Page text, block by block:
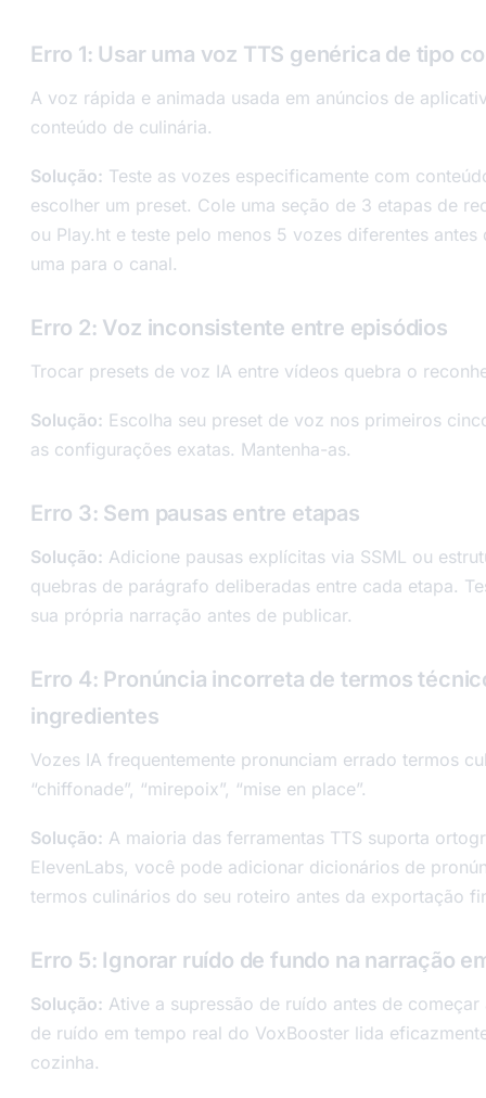
Erro 1: Usar uma voz TTS genérica de tipo
A voz rápida e animada usada em anúncios de
conteúdo de culinária.
Solução: Teste as vozes especificamente com
escolher um preset. Cole uma seção de 3 etapas de
ou Play.ht e teste pelo menos 5 vozes diferentes
uma para o canal.
Erro 2: Voz inconsistente entre episódios
Trocar presets de voz IA entre vídeos quebra o
Solução: Escolha seu preset de voz nos primeiros
as configurações exatas. Mantenha-as.
Erro 3: Sem pausas entre etapas
Solução: Adicione pausas explícitas via SSML ou
quebras de parágrafo deliberadas entre cada etapa.
sua própria narração antes de publicar.
Erro 4: Pronúncia incorreta de termos
ingredientes
Vozes IA frequentemente pronunciam errado termos
“chiffonade”, “mirepoix”, “mise en place”.
Solução: A maioria das ferramentas TTS suporta
ElevenLabs, você pode adicionar dicionários de
termos culinários do seu roteiro antes da exportação
Erro 5: Ignorar ruído de fundo na narração
Solução: Ative a supressão de ruído antes de
de ruído em tempo real do VoxBooster lida
cozinha.